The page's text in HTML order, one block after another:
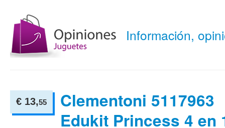
Información,
€ 13,55
Clementoni 5117963
Edukit Princess 4 en